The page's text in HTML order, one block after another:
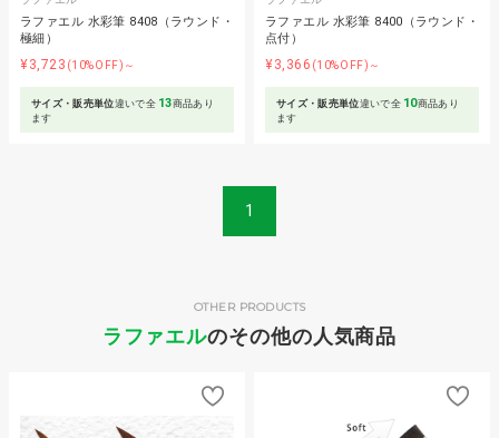
ラファエル 水彩筆 8408（ラウンド・
極細）
¥3,723 (10%OFF)～
サイズ・販売単位違いで全 13商品あり
ます
ラファエル 水彩筆 8400（ラウンド・
点付）
¥3,366 (10%OFF)～
サイズ・販売単位違いで全 10商品あり
ます
1
ラファエルのその他の人気商品
OTHER PRODUCTS